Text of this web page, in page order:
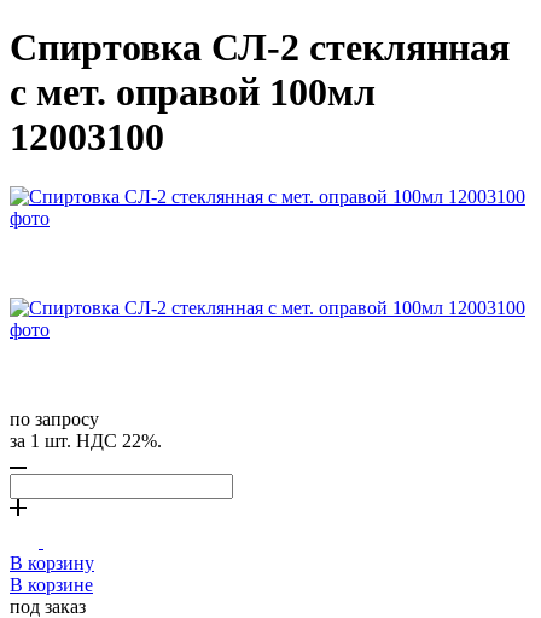
Спиртовка СЛ-2 стеклянная
с мет. оправой 100мл
12003100
по запросу
за 1 шт. НДС 22%.
В корзину
В корзине
под заказ